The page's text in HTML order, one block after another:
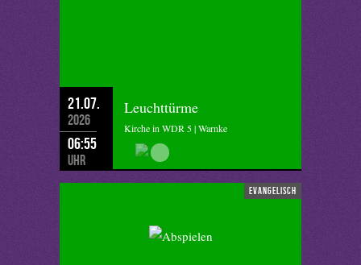
21.07.
2026
06:55
Uhr
Leuchttürme
Kirche in WDR 5 | Warnke
evangelisch